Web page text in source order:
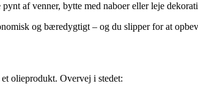
af venner, bytte med naboer eller leje
og bæredygtigt – og du slipper for at
olieprodukt. Overvej i stedet: